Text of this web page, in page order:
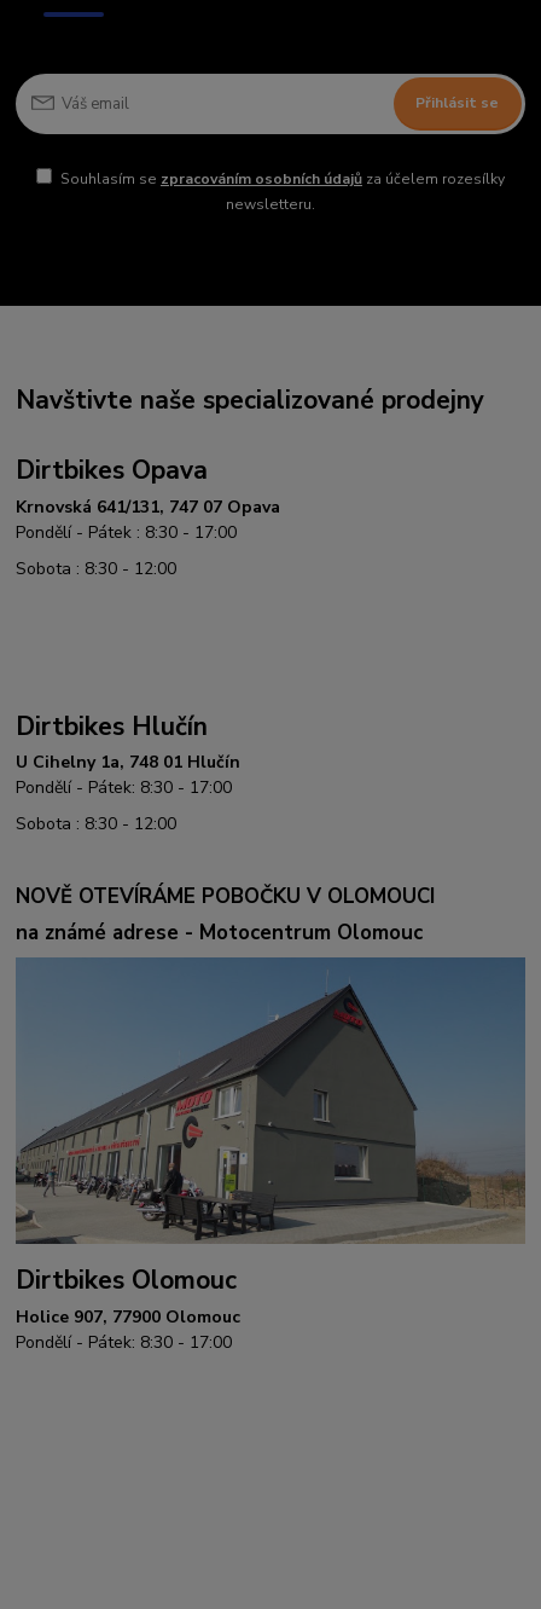
Přihlásit se
Souhlasím se zpracováním osobních údajůza účelem rozesílky
newsletteru.
Navštivte naše specializované prodejny
Dirtbikes Opava
Krnovská 641/131, 747 07 Opava
Pondělí - Pátek : 8:30 - 17:00
Sobota : 8:30 - 12:00
Dirtbikes Hlučín
U Cihelny 1a, 748 01 Hlučín
Pondělí - Pátek: 8:30 - 17:00
Sobota : 8:30 - 12:00
NOVĚ OTEVÍRÁME POBOČKU V OLOMOUCI
na známé adrese - Motocentrum Olomouc
Dirtbikes Olomouc
Holice 907, 77900 Olomouc
Pondělí - Pátek: 8:30 - 17:00